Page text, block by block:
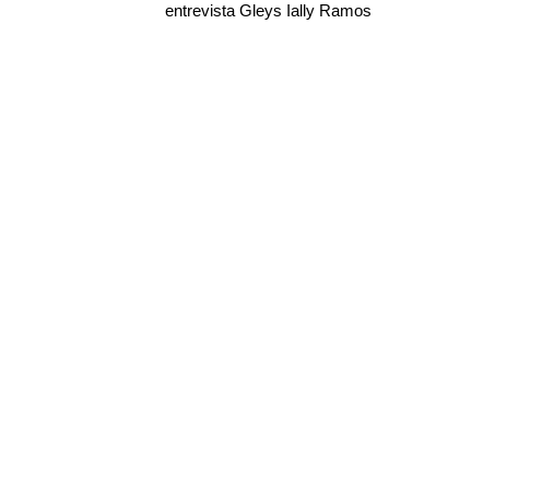
entrevista Gleys Ially Ramos